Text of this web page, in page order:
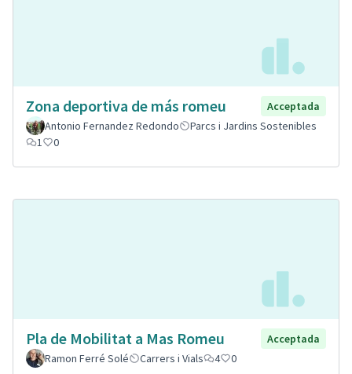
Zona deportiva de más romeu
Acceptada
Antonio Fernandez Redondo
Parcs i Jardins Sostenibles
1
0
Pla de Mobilitat a Mas Romeu
Acceptada
Ramon Ferré Solé
Carrers i Vials 4 0